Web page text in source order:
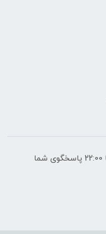
هفت روز هفته ، از ساعت 10:00 تا 22:00 پاسخگوی شما